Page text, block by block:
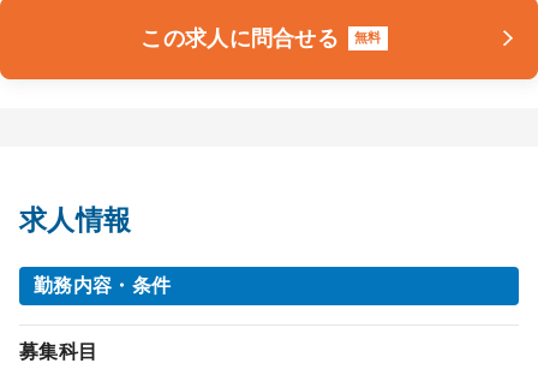
この求人に問合せる 無料
求人情報
勤務内容・条件
募集科目